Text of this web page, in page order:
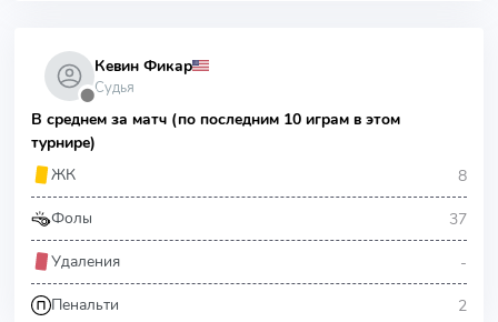
⬤
Кевин Фикар
Судья
В среднем за матч (по последним 10 играм в этом
турнире)
ЖК
8
Фолы 37
Удаления -
Пенальти 2